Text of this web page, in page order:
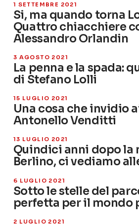
1 SETTEMBRE 2021
Si, ma quando torna
Quattro chiacchiere
Alessandro Orlandin
3 AGOSTO 2021
La penna e la spada:
di Stefano Lolli
15 LUGLIO 2021
Una cosa che invidio
Antonello Venditti
13 LUGLIO 2021
Quindici anni dopo la
Berlino, ci vediamo
6 LUGLIO 2021
Sotto le stelle del
perfetta per il mondo
2 LUGLIO 2021